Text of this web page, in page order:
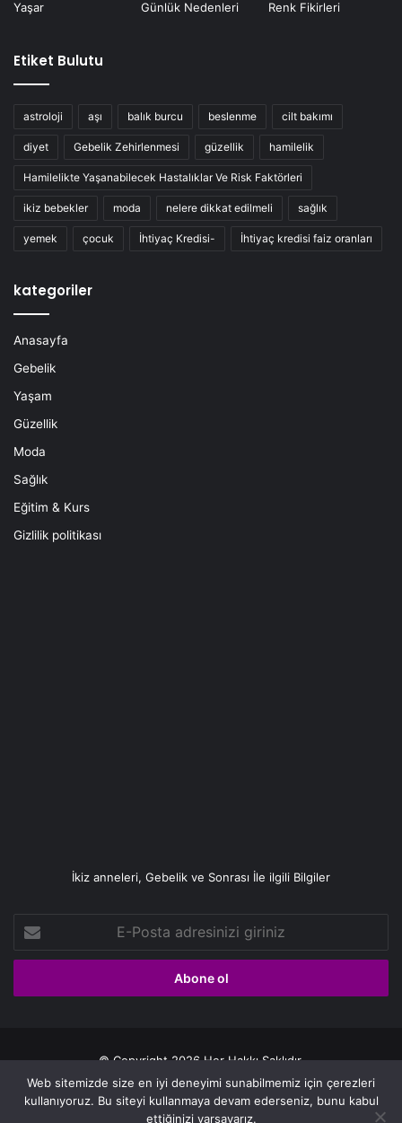
Etiket Bulutu
astroloji aşı balık burcu beslenme cilt bakımı
diyet Gebelik Zehirlenmesi güzellik hamilelik
Hamilelikte Yaşanabilecek Hastalıklar Ve Risk Faktörleri
ikiz bebekler moda nelere dikkat edilmeli sağlık
yemek çocuk İhtiyaç Kredisi- İhtiyaç kredisi faiz oranları
kategoriler
Anasayfa
Gebelik
Yaşam
Güzellik
Moda
Sağlık
Eğitim & Kurs
Gizlilik politikası
İkiz anneleri, Gebelik ve Sonrası İle ilgili Bilgiler
Posta
adresinizi
© Copyright 2026 Her Hakkı Saklıdır.
Gizlilik politikası
Web sitemizde size en iyi deneyimi sunabilmemiz için çerezleri
kullanıyoruz. Bu siteyi kullanmaya devam ederseniz, bunu kabul
ettiğinizi varsayarız.